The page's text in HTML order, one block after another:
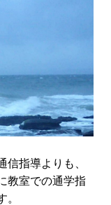
指導よりも、
教室での通学指